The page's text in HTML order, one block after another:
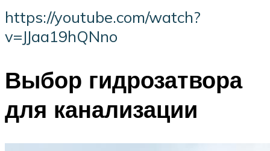
https://youtube.com/watch?
v=JJaa19hQNno
Выбор гидрозатвора
для канализации